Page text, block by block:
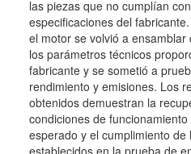
las piezas que no cumplían
especificaciones del
el motor se volvió a ensamblar
los parámetros técnicos
fabricante y se sometió a
rendimiento y emisiones. Los
obtenidos demuestran la
condiciones de
esperado y el cumplimiento de
establecidos en la prueba de